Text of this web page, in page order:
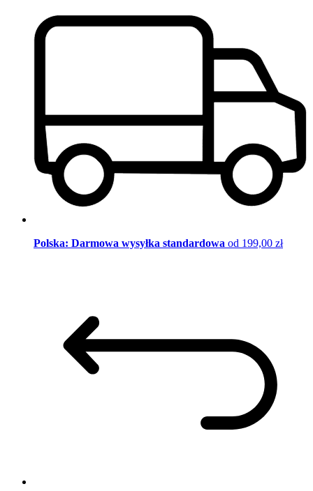
Polska: Darmowa wysyłka standardowa od 199,00 zł